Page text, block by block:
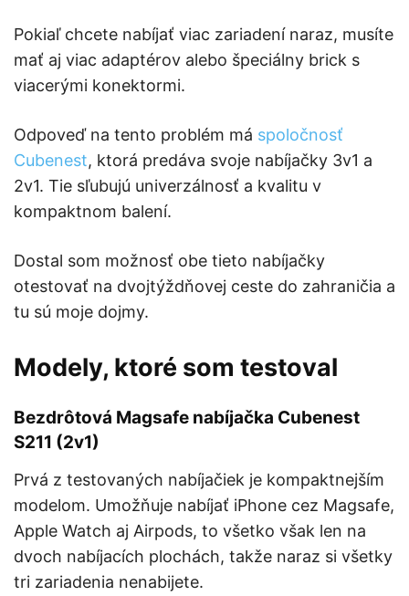
Pokiaľ chcete nabíjať viac zariadení naraz, musíte
mať aj viac adaptérov alebo špeciálny brick s
viacerými konektormi.
Odpoveď na tento problém má spoločnosť
Cubenest, ktorá predáva svoje nabíjačky 3v1 a
2v1. Tie sľubujú univerzálnosť a kvalitu v
kompaktnom balení.
Dostal som možnosť obe tieto nabíjačky
otestovať na dvojtýždňovej ceste do zahraničia a
tu sú moje dojmy.
Modely, ktoré som testoval
Bezdrôtová Magsafe nabíjačka Cubenest
S211 (2v1)
Prvá z testovaných nabíjačiek je kompaktnejším
modelom. Umožňuje nabíjať iPhone cez Magsafe,
Apple Watch aj Airpods, to všetko však len na
dvoch nabíjacích plochách, takže naraz si všetky
tri zariadenia nenabijete.